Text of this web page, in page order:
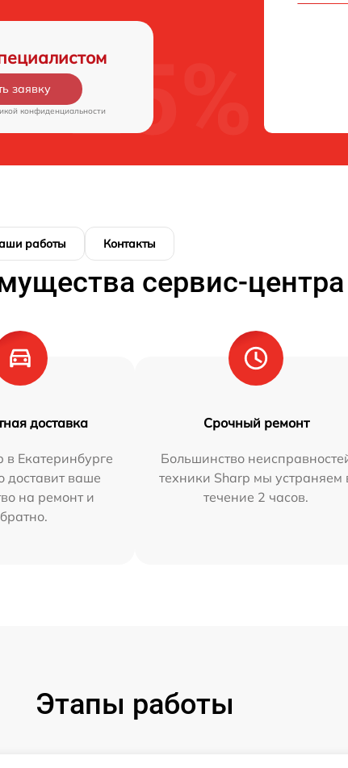
заявку
конфиденциальности
работы Контакты
сервис-центра
доставка
Екатеринбурге
доставит ваше
на ремонт и
Срочный ремонт
Большинство
техники Sharp мы устраняем
течение 2 часов.
Этапы работы